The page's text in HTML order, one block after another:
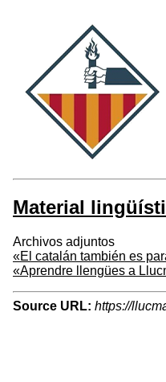
Material
Archivos adjuntos
«El catalán también es
«Aprendre llengües a
Source URL: https://